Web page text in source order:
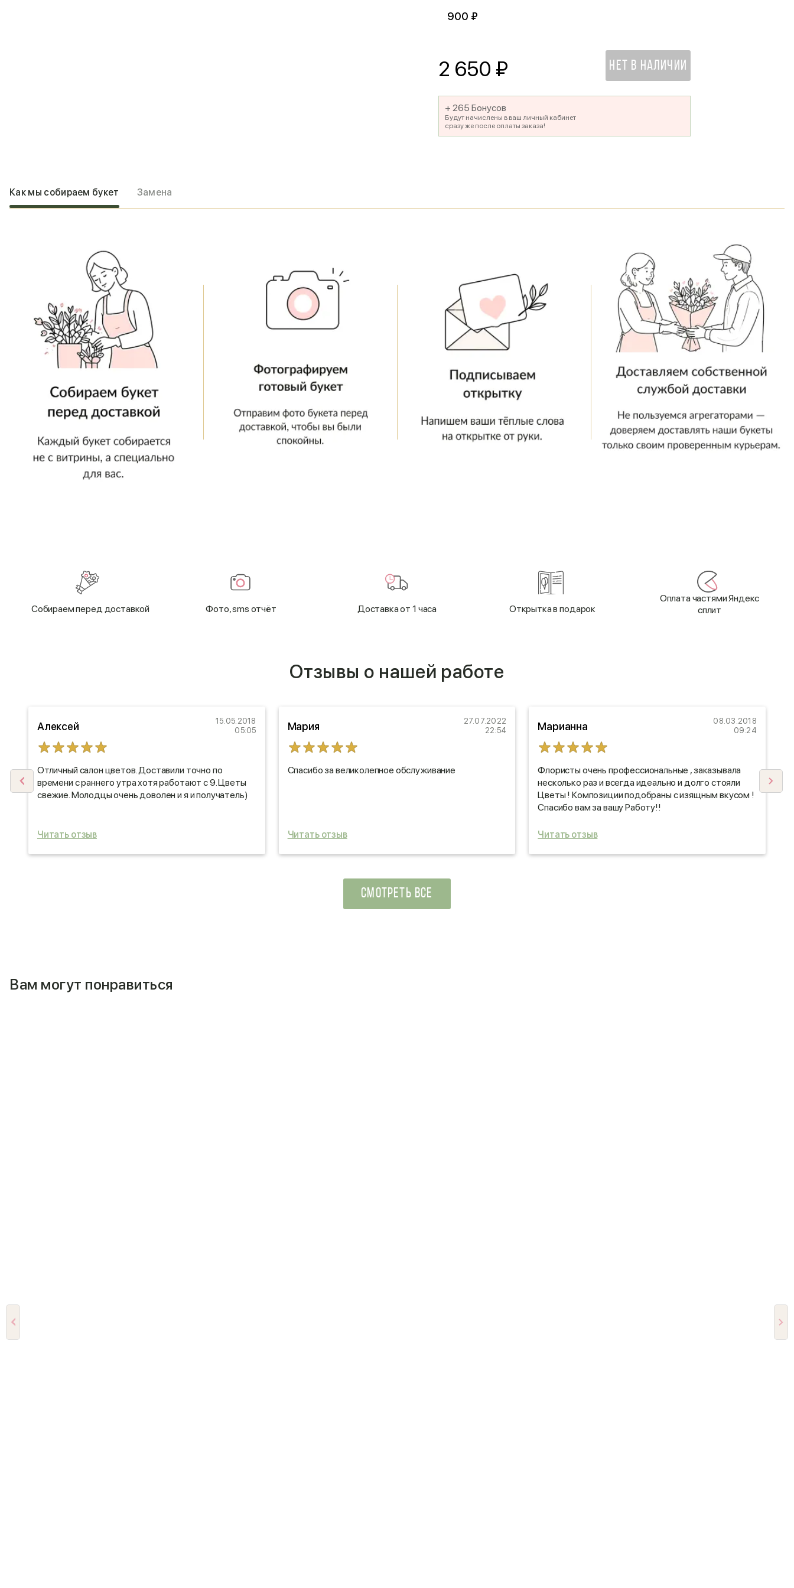
900 ₽
2 650 ₽ НЕТ В НАЛИЧИИ
+ 265 Бонусов
Будут начислены в ваш личный кабинет
сразу же после оплаты заказа!
Как мы собираем букет Замена
Cобираем перед доставкой Фото, sms отчёт Доставка от 1 часа Открытка в подарок
Оплата частями Яндекс
сплит
Отзывы о нашей работе
Алексей
15.05.2018
05:05
Отличный салон цветов. Доставили точно по
времени с раннего утра хотя работают с 9. Цветы
свежие. Молодцы очень доволен и я и получатель)
Читать отзыв
Мария
27.07.2022
22:54
Спасибо за великолепное обслуживание
Читать отзыв
Марианна
08.03.2018
09:24
Флористы очень профессиональные , заказывала
несколько раз и всегда идеально и долго стояли
Цветы ! Композиции подобраны с изящным вкусом !
Спасибо вам за вашу Работу!!
Читать отзыв
СМОТРЕТЬ ВСЕ
Вам могут понравиться